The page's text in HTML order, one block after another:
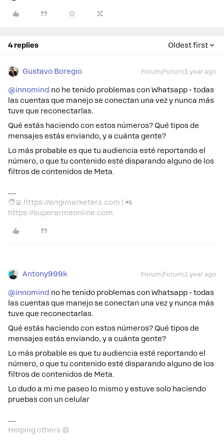
4 replies Oldest first
Gustavo Boregio Forum|Forum|1 year ago
@innomind no he tenido problemas con Whatsapp - todas
las cuentas que manejo se conectan una vez y nunca más
tuve que reconectarlas.
Qué estás haciendo con estos números? Qué tipos de
mensajes estás enviando, y a cuánta gente?
Lo más probable es que tu audiencia esté reportando el
número, o que tu contenido esté disparando alguno de los
filtros de contenidos de Meta.
🧑‍💻 https://engimarketers.com | 📲
https://superarmeonline.com
Antony999k Forum|Forum|1 year ago
@innomind no he tenido problemas con Whatsapp - todas
las cuentas que manejo se conectan una vez y nunca más
tuve que reconectarlas.
Qué estás haciendo con estos números? Qué tipos de
mensajes estás enviando, y a cuánta gente?
Lo más probable es que tu audiencia esté reportando el
número, o que tu contenido esté disparando alguno de los
filtros de contenidos de Meta.
Lo dudo a mi me paseo lo mismo y estuve solo haciendo
pruebas con un celular
Helping others 😄